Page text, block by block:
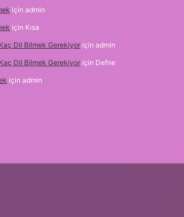
için admin
için Kısa
Dil Bilmek Gerekiyor için admin
Dil Bilmek Gerekiyor için Defne
için admin